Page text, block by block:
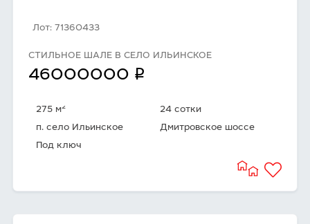
Лот: 71360433
СТИЛЬНОЕ ШАЛЕ В СЕЛО ИЛЬИНСКОЕ
46000000 q
275 м2
24 сотки
п. село Ильинское
Дмитровское шоссе
Под ключ